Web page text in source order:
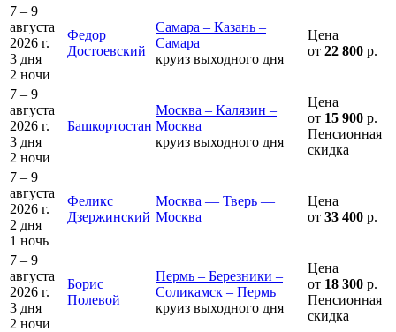
7 – 9
августа
2026 г.
3 дня
2 ночи
Федор
Достоевский
Самара – Казань –
Самара
круиз выходного дня
Цена
от 22 800 р.
7 – 9
августа
2026 г.
3 дня
2 ночи
Башкортостан
Москва – Калязин –
Москва
круиз выходного дня
Цена
от 15 900 р.
Пенсионная
скидка
7 – 9
августа
2026 г.
2 дня
1 ночь
Феликс
Дзержинский
Москва — Тверь —
Москва
Цена
от 33 400 р.
7 – 9
августа
2026 г.
3 дня
2 ночи
Борис
Полевой
Пермь – Березники –
Соликамск – Пермь
круиз выходного дня
Цена
от 18 300 р.
Пенсионная
скидка